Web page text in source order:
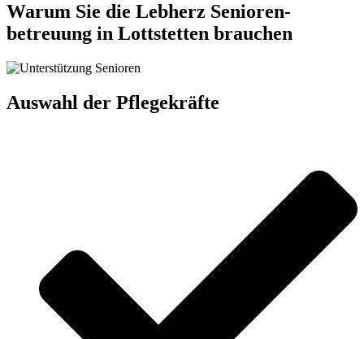
Warum Sie die Lebherz Senioren­
betreuung in Lottstetten brauchen
Auswahl der Pflegekräfte